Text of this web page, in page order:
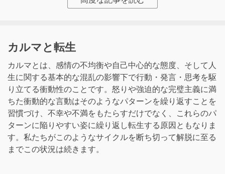
カルマと転生
カルマとは、感情の不均衡や自己中心的な態度、そして人
生に関する基本的な混乱の影響下で行動・発言・思考を駆
り立てる衝動性のことです。怒りや強迫的な完璧主義に満
ちた衝動的な言動はそのようなパターンを繰り返すことを
習慣づけ、不幸や不満をもたらすだけでなく、これらのパ
ターンに陥りやすい姿に繰り返し転生する原因ともなりま
す。私たちがこのようなサイクルを断ち切って解脱に至る
までこの状況は続きます。